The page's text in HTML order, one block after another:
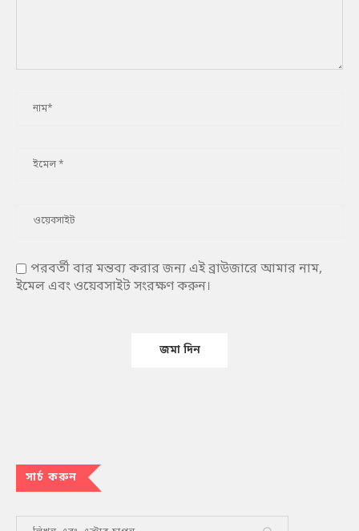
পরবর্তী বার মন্তব্য করার জন্য এই ব্রাউজারে আমার নাম,
ইমেল এবং ওয়েবসাইট সংরক্ষণ করুন।
সার্চ করুন